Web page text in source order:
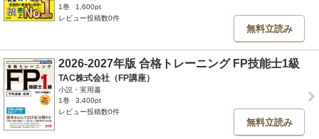
1巻
1,600pt
レビュー投稿数0件
無料立読み
2026-2027年版 合格トレーニング FP技能士1級
TAC株式会社（FP講座）
小説・実用書
1巻
3,400pt
レビュー投稿数0件
無料立読み